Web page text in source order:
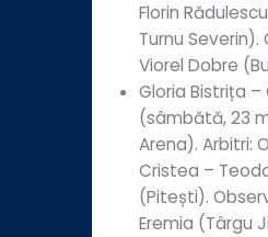
Florin
Turnu
Viorel Dobre
Gloria Bistrița –
(sâmbătă, 23
Arena). Arbitri:
Cristea –
(Pitești).
Eremia (Târgu